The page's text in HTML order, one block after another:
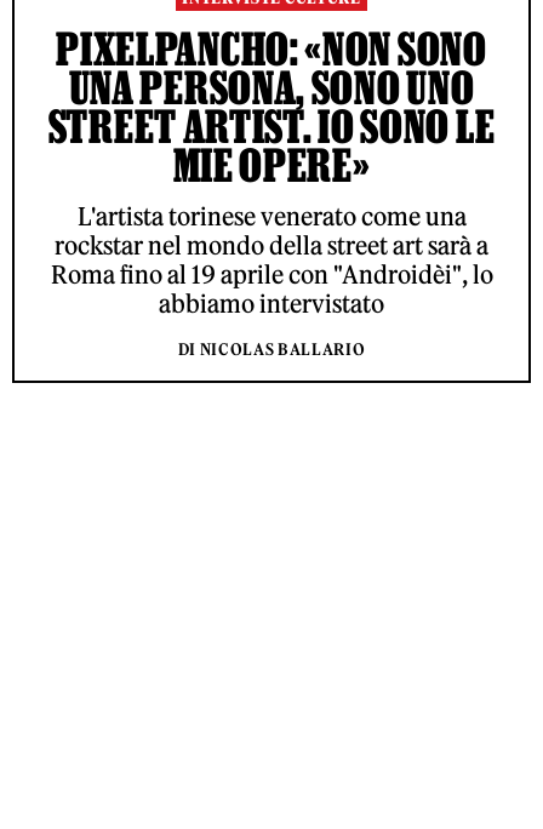
PIXELPANCHO: «NON SONO
UNA PERSONA, SONO UNO
STREET ARTIST. IO SONO LE
MIE OPERE»
L'artista torinese venerato come una
rockstar nel mondo della street art sarà a
Roma fino al 19 aprile con "Androidèi", lo
abbiamo intervistato
DI NICOLAS BALLARIO